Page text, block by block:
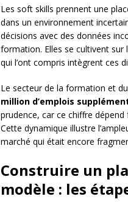
Les soft skills prennent une
dans un environnement
décisions avec des données
formation. Elles se cultivent sur
qui l’ont compris intègrent ces
Le secteur de la formation et
million d’emplois
prudence, car ce chiffre
Cette dynamique illustre
marché qui était encore
Construire un
modèle : les